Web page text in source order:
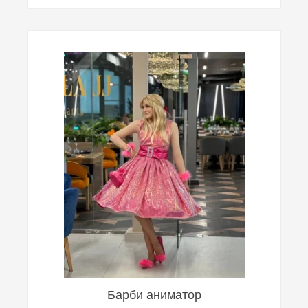
Барби аниматор